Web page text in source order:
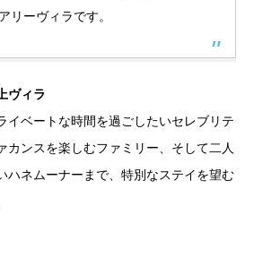
リーヴィラです。
ヴィラ
イベートな時間を過ごしたいセレブリテ
カンスを楽しむファミリー、そして二人
ハネムーナーまで、特別なステイを望む